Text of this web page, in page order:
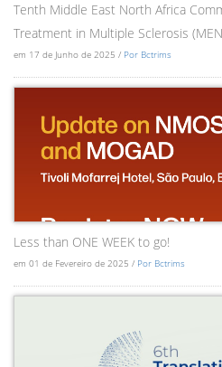
Tenth Middle East North Africa
Treatment in Multiple Sclerosis
em 17 de Junho de 2025 / Por Bctrims
Less than ONE WEEK to go!
em 01 de Fevereiro de 2025 / Por Bctrims